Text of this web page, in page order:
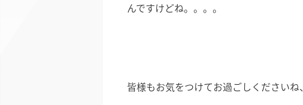
んですけどね。。。。
皆様もお気をつけてお過ごしくださいね、